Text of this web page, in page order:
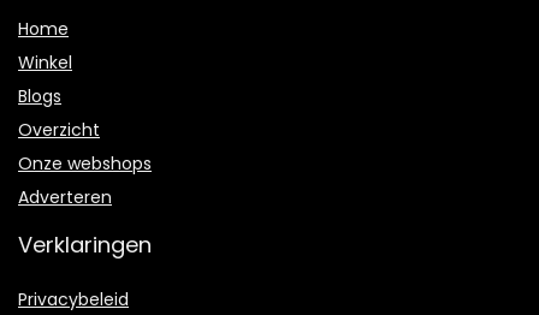
Home
Winkel
Blogs
Overzicht
Onze webshops
Adverteren
Verklaringen
Privacybeleid